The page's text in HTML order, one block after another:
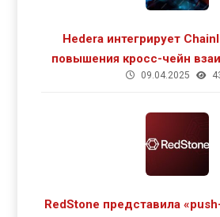
Hedera интегрирует
повышения кросс-чейн
роста DeFi
09.04.2025
RedStone представила